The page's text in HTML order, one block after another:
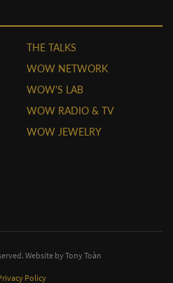
THE TALKS
WOW NETWORK
WOW'S LAB
WOW RADIO & TV
WOW JEWELRY
Website byTony Toàn
Policy